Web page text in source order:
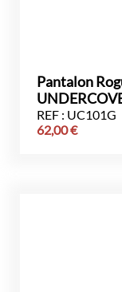
Pantalon
REF : UC101G
62,00€